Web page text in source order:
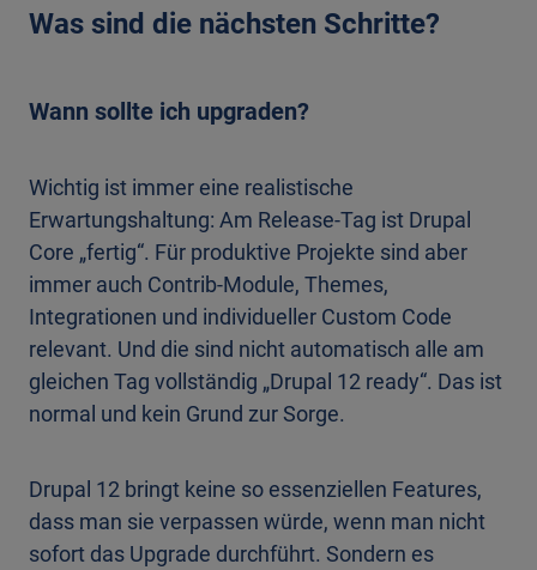
Was sind die nächsten Schritte?
Wann sollte ich upgraden?
Wichtig ist immer eine realistische
Erwartungshaltung: Am Release-Tag ist Drupal
Core „fertig“. Für produktive Projekte sind aber
immer auch Contrib-Module, Themes,
Integrationen und individueller Custom Code
relevant. Und die sind nicht automatisch alle am
gleichen Tag vollständig „Drupal 12 ready“. Das ist
normal und kein Grund zur Sorge.
Drupal 12 bringt keine so essenziellen Features,
dass man sie verpassen würde, wenn man nicht
sofort das Upgrade durchführt. Sondern es